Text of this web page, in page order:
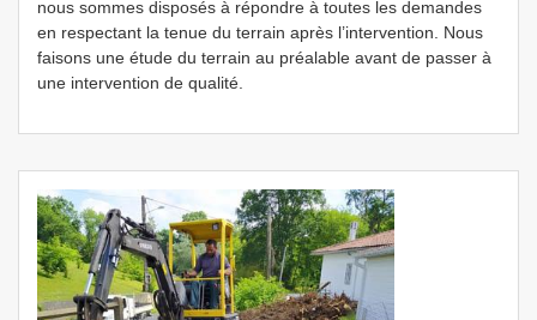
nous sommes disposés à répondre à toutes les demandes
en respectant la tenue du terrain après l’intervention. Nous
faisons une étude du terrain au préalable avant de passer à
une intervention de qualité.